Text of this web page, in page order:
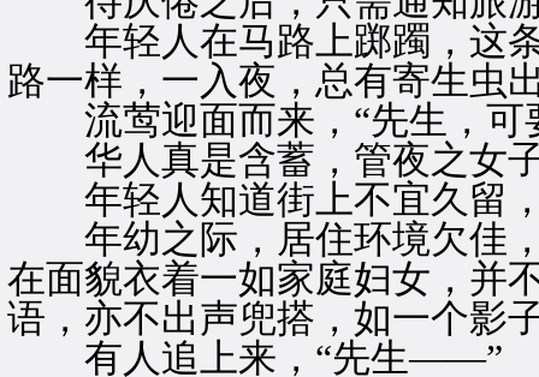
年轻人在马路上踯躅，这条
路一样，一入夜，总有寄生虫
流莺迎面而来，“先生，可
华人真是含蓄，管夜之女子
年轻人知道街上不宜久留
年幼之际，居住环境欠佳，
在面貌衣着一如家庭妇女，并
语，亦不出声兜搭，如一个影
有人追上来，“先生——”